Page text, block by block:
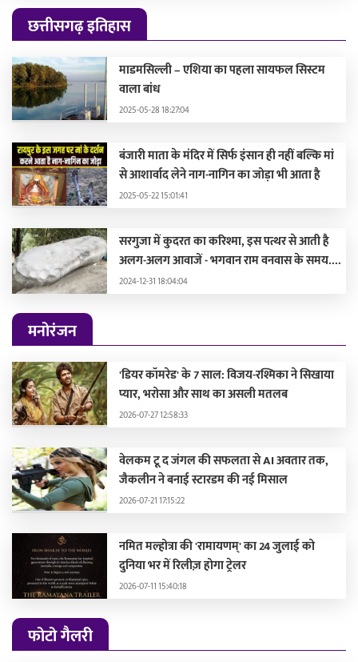
छत्तीसगढ़ इतिहास
माडमसिल्ली – एशिया का पहला सायफल सिस्टम
वाला बांध
2025-05-28 18:27:04
बंजारी माता के मंदिर में सिर्फ इंसान ही नहीं बल्कि मां
से आशार्वाद लेने नाग-नागिन का जोड़ा भी आता है
2025-05-22 15:01:41
सरगुजा में कुदरत का करिश्मा, इस पत्थर से आती है
अलग-अलग आवाजें - भगवान राम वनवास के समय....
2024-12-31 18:04:04
मनोरंजन
'डियर कॉमरेड' के 7 साल: विजय-रश्मिका ने सिखाया
प्यार, भरोसा और साथ का असली मतलब
2026-07-27 12:58:33
वेलकम टू द जंगल की सफलता से AI अवतार तक,
जैकलीन ने बनाई स्टारडम की नई मिसाल
2026-07-21 17:15:22
नमित मल्होत्रा की 'रामायणम्' का 24 जुलाई को
दुनिया भर में रिलीज़ होगा ट्रेलर
2026-07-11 15:40:18
फोटो गैलरी